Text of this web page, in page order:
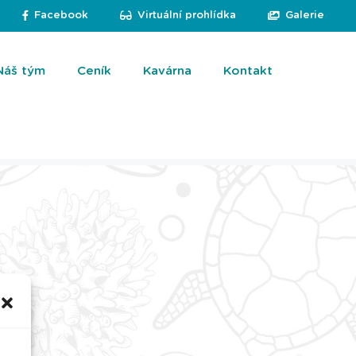
Facebook Virtuální prohlídka Galerie
tým Ceník Kavárna Kontakt